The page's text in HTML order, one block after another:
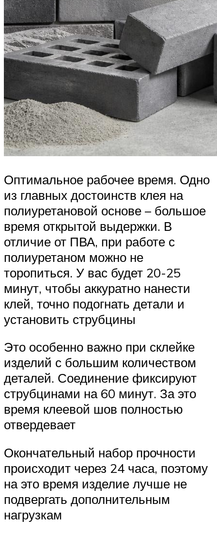
Оптимальное рабочее время. Одно
из главных достоинств клея на
полиуретановой основе – большое
время открытой выдержки. В
отличие от ПВА, при работе с
полиуретаном можно не
торопиться. У вас будет 20-25
минут, чтобы аккуратно нанести
клей, точно подогнать детали и
установить струбцины
Это особенно важно при склейке
изделий с большим количеством
деталей. Соединение фиксируют
струбцинами на 60 минут. За это
время клеевой шов полностью
отвердевает
Окончательный набор прочности
происходит через 24 часа, поэтому
на это время изделие лучше не
подвергать дополнительным
нагрузкам